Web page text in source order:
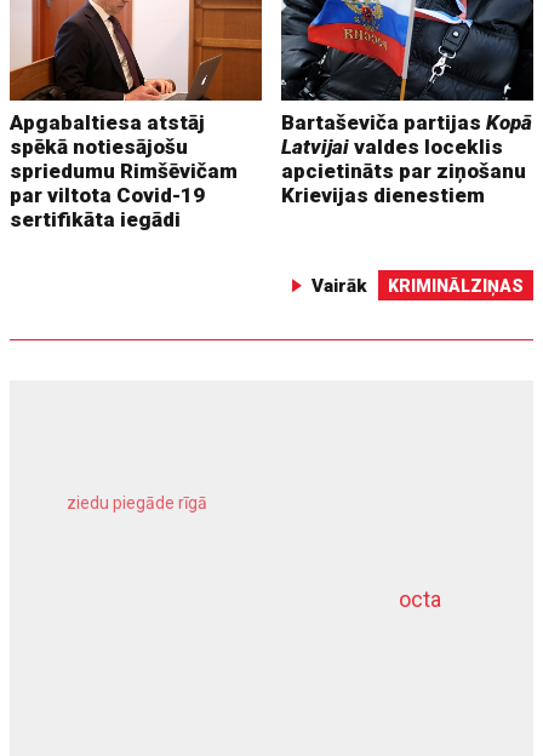
Apgabaltiesa atstāj
spēkā notiesājošu
spriedumu Rimšēvičam
par viltota Covid-19
sertifikāta iegādi
Bartaševiča partijasKopā
Latvijai valdes loceklis
apcietināts par ziņošanu
Krievijas dienestiem
Vairāk KRIMINĀLZIŅAS
octa
ziedu piegāde rīgā
dziļurbums